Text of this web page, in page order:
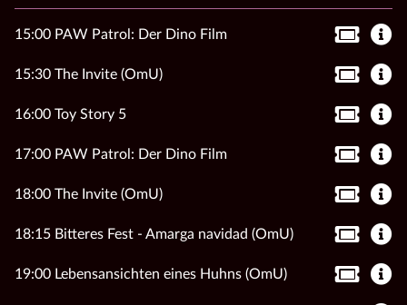
15:00 PAW Patrol: Der Dino Film
15:30 The Invite (OmU)
16:00 Toy Story 5
17:00 PAW Patrol: Der Dino Film
18:00 The Invite (OmU)
18:15 Bitteres Fest - Amarga navidad (OmU)
19:00 Lebensansichten eines Huhns (OmU)